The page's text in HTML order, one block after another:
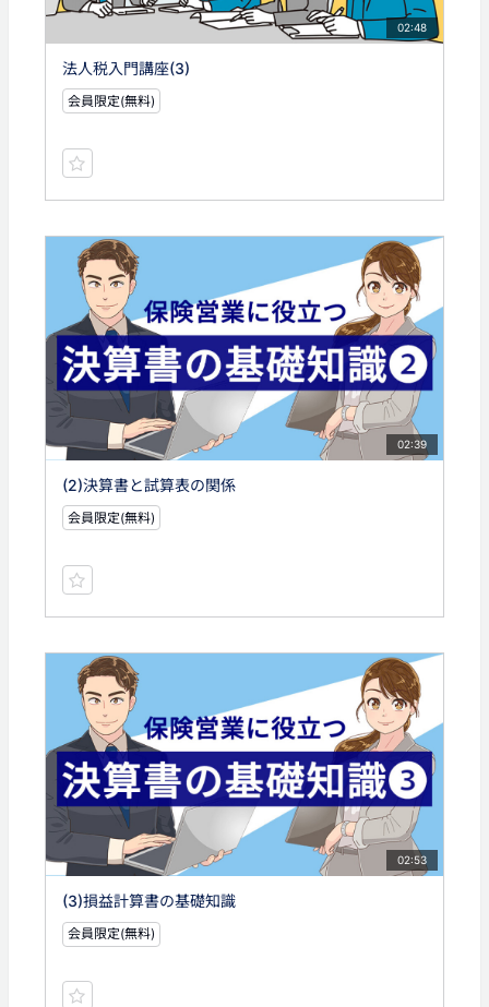
02:48
法人税入門講座(3)
会員限定(無料)
02:39
(2)決算書と試算表の関係
会員限定(無料)
02:53
(3)損益計算書の基礎知識
会員限定(無料)